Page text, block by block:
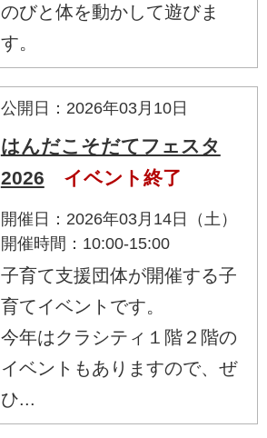
のびと体を動かして遊びま
す。
公開日：2026年03月10日
はんだこそだてフェスタ
2026
イベント終了
開催日：2026年03月14日（土）
開催時間：10:00-15:00
子育て支援団体が開催する子
育てイベントです。
今年はクラシティ１階２階の
イベントもありますので、ぜ
ひ...